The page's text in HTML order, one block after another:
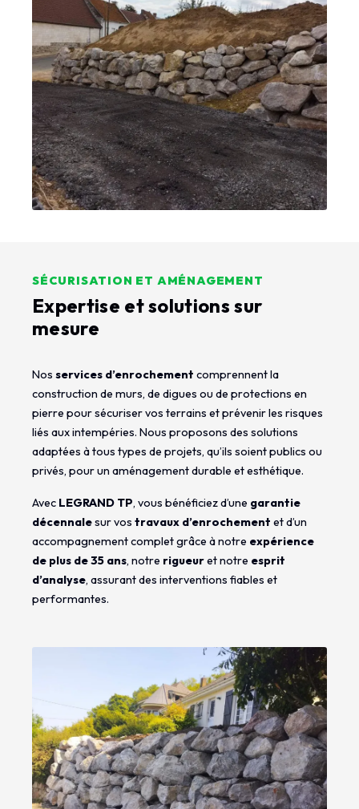
SÉCURISATION ET AMÉNAGEMENT
Expertise et solutions sur
mesure
Nos services d’enrochement comprennent la
construction de murs, de digues ou de protections en
pierre pour sécuriser vos terrains et prévenir les risques
liés aux intempéries. Nous proposons des solutions
adaptées à tous types de projets, qu’ils soient publics ou
privés, pour un aménagement durable et esthétique.
Avec LEGRAND TP, vous bénéficiez d’une garantie
décennalesur vos travaux d’enrochement et d’un
accompagnement complet grâce à notre expérience
de plus de 35 ans, notre rigueuret notre esprit
d’analyse, assurant des interventions fiables et
performantes.